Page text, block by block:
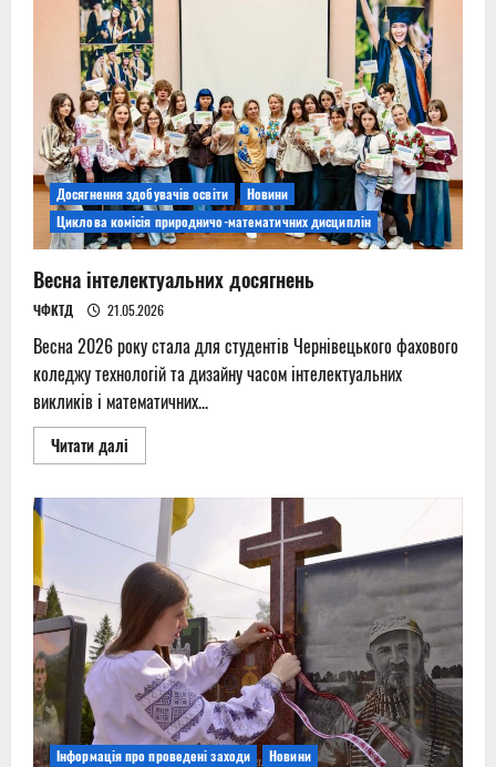
Досягнення здобувачів освіти
Новини
Циклова комісія природничо-математичних дисциплін
Весна інтелектуальних досягнень
ЧФКТД 21.05.2026
Весна 2026 року стала для студентів Чернівецького фахового
коледжу технологій та дизайну часом інтелектуальних
викликів і математичних...
Читати далі
more
інтелектуальних
досягнень
Інформація про проведені заходи Новини